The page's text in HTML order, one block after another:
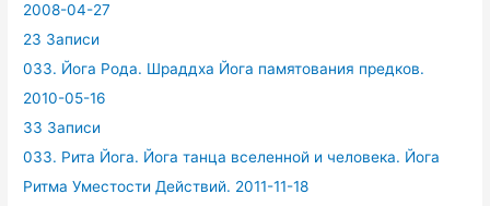
2008-04-27
23 Записи
033. Йога Рода. Шраддха Йога памятования предков.
2010-05-16
33 Записи
033. Рита Йога. Йога танца вселенной и человека. Йога
Ритма Уместости Действий. 2011-11-18